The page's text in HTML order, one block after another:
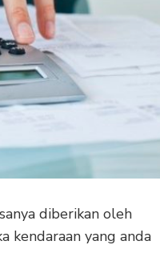
diberikan oleh
kendaraan yang anda